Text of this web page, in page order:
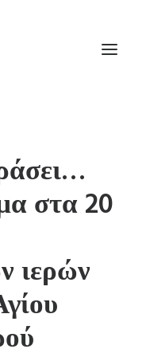
στα 20
ιερών